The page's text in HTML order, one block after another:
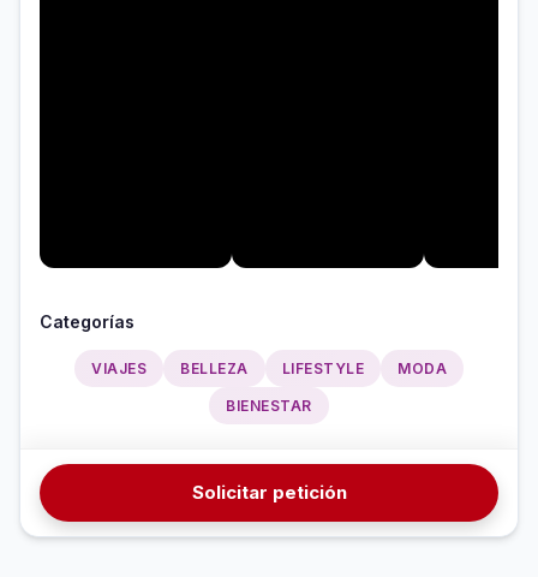
Categorías
VIAJES BELLEZA LIFESTYLE MODA
BIENESTAR
Solicitar petición